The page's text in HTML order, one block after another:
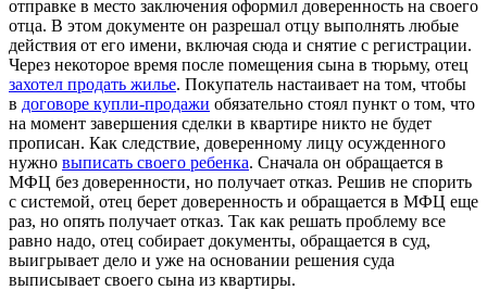
отправке в место заключения оформил доверенность на своего
отца. В этом документе он разрешал отцу выполнять любые
действия от его имени, включая сюда и снятие с регистрации.
Через некоторое время после помещения сына в тюрьму, отец
захотел продать жилье. Покупатель настаивает на том, чтобы
в договоре купли-продажи обязательно стоял пункт о том, что
на момент завершения сделки в квартире никто не будет
прописан. Как следствие, доверенному лицу осужденного
нужно выписать своего ребенка. Сначала он обращается в
МФЦ без доверенности, но получает отказ. Решив не спорить
с системой, отец берет доверенность и обращается в МФЦ еще
раз, но опять получает отказ. Так как решать проблему все
равно надо, отец собирает документы, обращается в суд,
выигрывает дело и уже на основании решения суда
выписывает своего сына из квартиры.